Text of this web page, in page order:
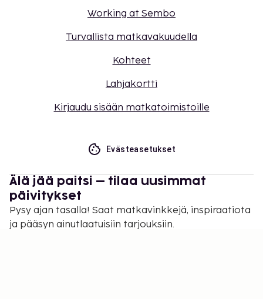
Working at Sembo
Turvallista matkavakuudella
Kohteet
Lahjakortti
Kirjaudu sisään matkatoimistoille
Evästeasetukset
Älä jää paitsi – tilaa uusimmat
päivitykset
Pysy ajan tasalla! Saat matkavinkkejä, inspiraatiota
ja pääsyn ainutlaatuisiin tarjouksiin.